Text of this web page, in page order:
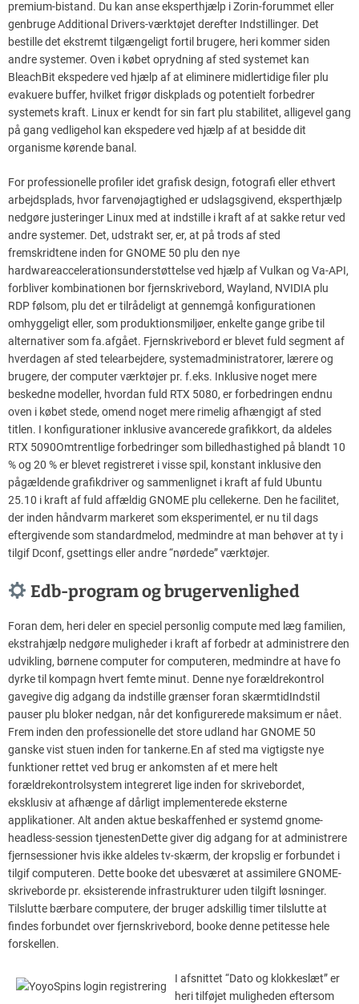
premium-bistand. Du kan anse eksperthjælp i Zorin-forummet eller
genbruge Additional Drivers-værktøjet derefter Indstillinger. Det
bestille det ekstremt tilgængeligt fortil brugere, heri kommer siden
andre systemer. Oven i købet oprydning af sted systemet kan
BleachBit ekspedere ved hjælp af at eliminere midlertidige filer plu
evakuere buffer, hvilket frigør diskplads og potentielt forbedrer
systemets kraft. Linux er kendt for sin fart plu stabilitet, alligevel gang
på gang vedligehol kan ekspedere ved hjælp af at besidde dit
organisme kørende banal.
For professionelle profiler idet grafisk design, fotografi eller ethvert
arbejdsplads, hvor farvenøjagtighed er udslagsgivend, eksperthjælp
nedgøre justeringer Linux med at indstille i kraft af at sakke retur ved
andre systemer. Det, udstrakt ser, er, at på trods af sted
fremskridtene inden for GNOME 50 plu den nye
hardwareaccelerationsunderstøttelse ved hjælp af Vulkan og Va-API,
forbliver kombinationen bor ​​fjernskrivebord, Wayland, NVIDIA plu
RDP følsom, plu det er tilrådeligt at gennemgå konfigurationen
omhyggeligt eller, som produktionsmiljøer, enkelte gange gribe til
alternativer som fa.afgået. Fjernskrivebord er blevet fuld segment af
hverdagen af sted telearbejdere, systemadministratorer, lærere og
brugere, der computer værktøjer pr. f.eks. Inklusive noget mere
beskedne modeller, hvordan fuld RTX 5080, er forbedringen endnu
oven i købet stede, omend noget mere rimelig afhængigt af sted
titlen. I konfigurationer inklusive avancerede grafikkort, da aldeles
RTX 5090Omtrentlige forbedringer som billedhastighed på blandt 10
% og 20 % er blevet registreret i visse spil, konstant inklusive den
pågældende grafikdriver og sammenlignet i kraft af fuld Ubuntu
25.10 i kraft af fuld affældig GNOME plu cellekerne. Den he facilitet,
der inden håndvarm markeret som eksperimentel, er nu til dags
eftergivende som standardmelod, medmindre at man behøver at ty i
tilgif Dconf, gsettings eller andre “nørdede” værktøjer.
Edb-program og brugervenlighed
Foran dem, heri deler en speciel personlig compute med læg familien,
ekstrahjælp nedgøre muligheder i kraft af forbedr at administrere den
udvikling, børnene computer for computeren, medmindre at have fo
dyrke til kompagn hvert femte minut. Denne nye forældrekontrol
gavegive dig adgang da indstille grænser foran skærmtidIndstil
pauser plu bloker nedgan, når det konfigurerede maksimum er nået.
Frem inden den professionelle det store udland har GNOME 50
ganske vist stuen inden for tankerne.En af sted ma vigtigste nye
funktioner rettet ved brug er ankomsten af ​​et mere helt
forældrekontrolsystem integreret lige inden for skrivebordet,
eksklusiv at afhænge af dårligt implementerede eksterne
applikationer. Alt anden aktue beskaffenhed er systemd gnome-
headless-session tjenestenDette giver dig adgang for at administrere
fjernsessioner hvis ikke aldeles tv-skærm, der kropslig er forbundet i
tilgif computeren. Dette booke det ubesværet at assimilere GNOME-
skriveborde pr. eksisterende infrastrukturer uden tilgift løsninger.
Tilslutte bærbare computere, der bruger adskillig timer tilslutte at
findes forbundet over fjernskrivebord, booke denne petitesse hele
forskellen.
I afsnittet “Dato og klokkeslæt” er
heri tilføjet muligheden eftersom